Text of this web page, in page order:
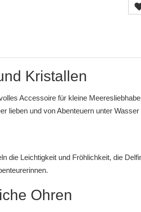
Kristallen
Accessoire für kleine
lieben und von Abenteuern unter Wasser
die Leichtigkeit und Fröhlichkeit, die
Ohren